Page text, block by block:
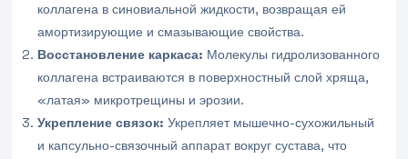
коллагена в синовиальной жидкости, возвращая ей
амортизирующие и смазывающие свойства.
Восстановление каркаса: Молекулы гидролизованного
коллагена встраиваются в поверхностный слой хряща,
«латая» микротрещины и эрозии.
Укрепление связок: Укрепляет мышечно-сухожильный
и капсульно-связочный аппарат вокруг сустава, что